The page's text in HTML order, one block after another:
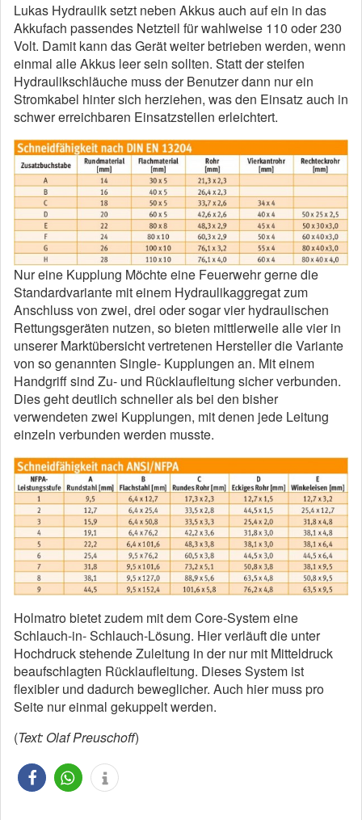
Lukas Hydraulik setzt neben Akkus auch auf ein in das
Akkufach passendes Netzteil für wahlweise 110 oder 230
Volt. Damit kann das Gerät weiter betrieben werden, wenn
einmal alle Akkus leer sein sollten. Statt der steifen
Hydraulikschläuche muss der Benutzer dann nur ein
Stromkabel hinter sich herziehen, was den Einsatz auch in
schwer erreichbaren Einsatzstellen erleichtert.
Nur eine Kupplung Möchte eine Feuerwehr gerne die
Standardvariante mit einem Hydraulikaggregat zum
Anschluss von zwei, drei oder sogar vier hydraulischen
Rettungsgeräten nutzen, so bieten mittlerweile alle vier in
unserer Marktübersicht vertretenen Hersteller die Variante
von so genannten Single- Kupplungen an. Mit einem
Handgriff sind Zu- und Rücklaufleitung sicher verbunden.
Dies geht deutlich schneller als bei den bisher
verwendeten zwei Kupplungen, mit denen jede Leitung
einzeln verbunden werden musste.
Holmatro bietet zudem mit dem Core-System eine
Schlauch-in- Schlauch-Lösung. Hier verläuft die unter
Hochdruck stehende Zuleitung in der nur mit Mitteldruck
beaufschlagten Rücklaufleitung. Dieses System ist
flexibler und dadurch beweglicher. Auch hier muss pro
Seite nur einmal gekuppelt werden.
(Text: Olaf Preuschoff)